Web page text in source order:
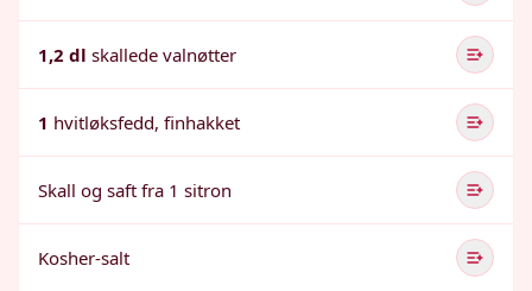
1,2 dl skallede valnøtter
1 hvitløksfedd, finhakket
Skall og saft fra 1 sitron
Kosher-salt